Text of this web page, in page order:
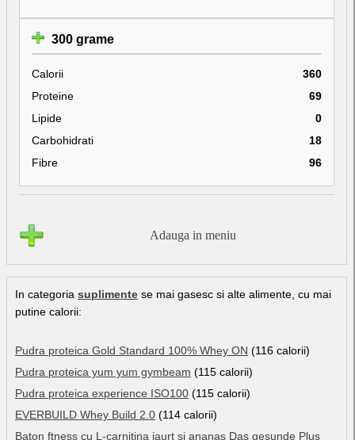
300 grame
Calorii
360
Proteine
69
Lipide
0
Carbohidrati
18
Fibre
96
Adauga in meniu
In categoria suplimente se mai gasesc si alte alimente, cu mai
putine calorii:
Pudra proteica Gold Standard 100% Whey ON (116 calorii)
Pudra proteica yum yum gymbeam (115 calorii)
Pudra proteica experience ISO100 (115 calorii)
EVERBUILD Whey Build 2.0 (114 calorii)
Baton ftness cu L-carnitina iaurt si ananas Das gesunde Plus